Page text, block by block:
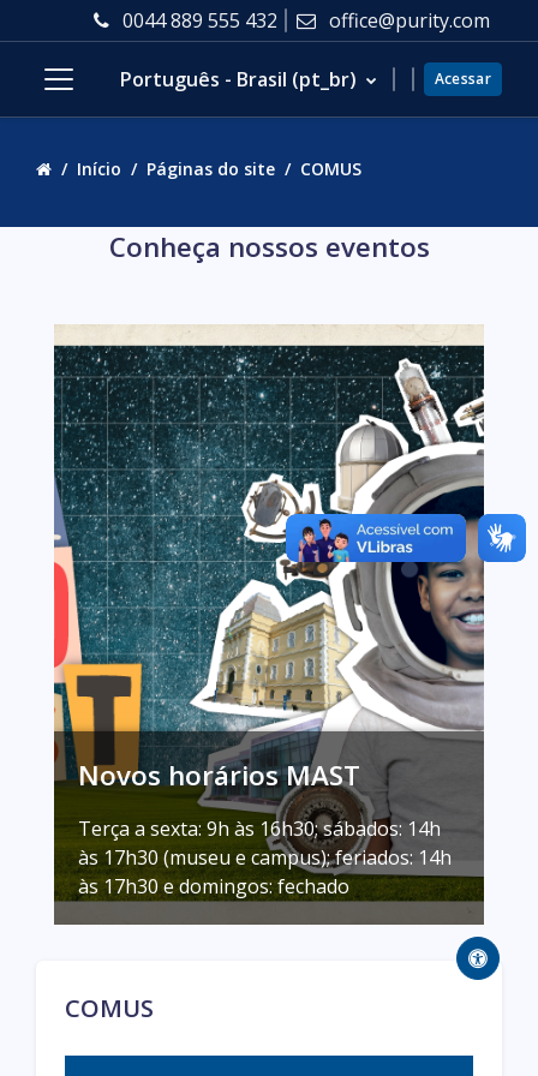
Ir para o conteúdo principal
0044 889 555 432 office@purity.com
Português - Brasil ‎(pt_br)‎ Acessar
Início Páginas do site COMUS
Pular Conheça nossos eventos
Conheça nossos eventos
Novos horários MAST
Terça a sexta: 9h às 16h30; sábados: 14h
às 17h30 (museu e campus); feriados: 14h
às 17h30 e domingos: fechado
COMUS